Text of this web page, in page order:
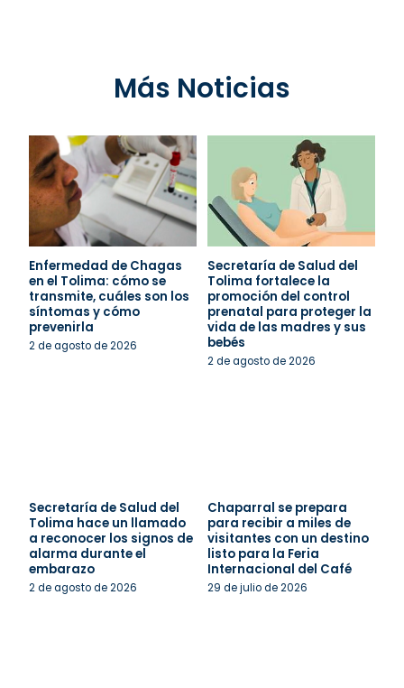
Más Noticias
Enfermedad de Chagas
en el Tolima: cómo se
transmite, cuáles son los
síntomas y cómo
prevenirla
2 de agosto de 2026
Secretaría de Salud del
Tolima fortalece la
promoción del control
prenatal para proteger la
vida de las madres y sus
bebés
2 de agosto de 2026
Secretaría de Salud del
Tolima hace un llamado
a reconocer los signos de
alarma durante el
embarazo
2 de agosto de 2026
Chaparral se prepara
para recibir a miles de
visitantes con un destino
listo para la Feria
Internacional del Café
29 de julio de 2026